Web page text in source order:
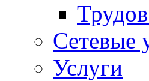
Сетевые
Услуги